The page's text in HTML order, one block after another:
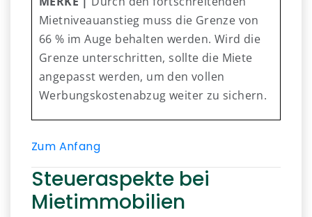
Mietniveauanstieg muss die Grenze von
66 % im Auge behalten werden. Wird die
Grenze unterschritten, sollte die Miete
angepasst werden, um den vollen
Werbungskostenabzug weiter zu sichern.
Zum Anfang
Steueraspekte bei
Mietimmobilien